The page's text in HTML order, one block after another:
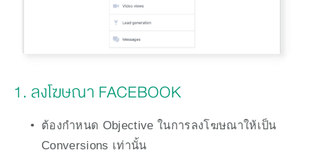
1. ลงโฆษณา FACEBOOK
ต้องกำหนด Objective ในการลงโฆษณาให้เป็น
Conversions เท่านั้น